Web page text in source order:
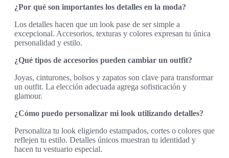
¿Por qué son importantes los detalles en la moda?
Los detalles hacen que un look pase de ser simple a
excepcional. Accesorios, texturas y colores expresan tu única
personalidad y estilo.
¿Qué tipos de accesorios pueden cambiar un outfit?
Joyas, cinturones, bolsos y zapatos son clave para transformar
un outfit. La elección adecuada agrega sofisticación y
glamour.
¿Cómo puedo personalizar mi look utilizando detalles?
Personaliza tu look eligiendo estampados, cortes o colores que
reflejen tu estilo. Detalles únicos muestran tu identidad y
hacen tu vestuario especial.